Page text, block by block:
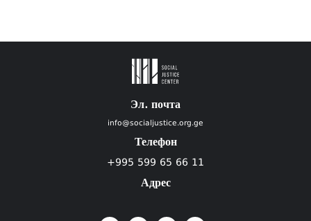
Эл. почта
info@socialjustice.org.ge
Телефон
+995 599 65 66 11
Адрес